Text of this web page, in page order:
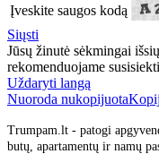
Įveskite saugos kodą
Siųsti
Jūsų žinutė sėkmingai
rekomenduojame
Uždaryti langą
Nuoroda nukopijuota
Trumpam.lt - patogi
butų, apartamentų ir namų